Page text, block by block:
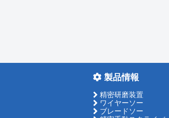
製品情報
精密研磨装置
ワイヤーソー
ブレードソー